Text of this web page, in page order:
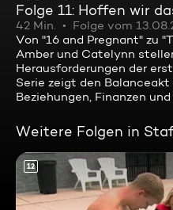
Folge 11: Hoffen wir
42 Min. Folge vom
Von "16 and Pregnant" zu
Amber und Catelynn
Herausforderungen der
Serie zeigt den
Beziehungen, Finanzen
Weitere Folgen in
12